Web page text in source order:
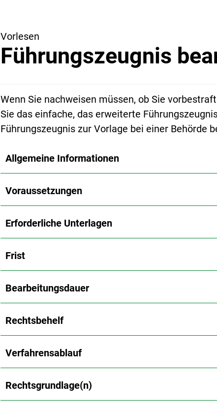
Vorlesen
Führungszeugnis
Wenn Sie nachweisen müssen, ob Sie
Sie das einfache, das erweiterte
Führungszeugnis zur Vorlage bei einer Behörde
Allgemeine Informationen
Voraussetzungen
Erforderliche Unterlagen
Frist
Bearbeitungsdauer
Rechtsbehelf
Verfahrensablauf
Rechtsgrundlage(n)